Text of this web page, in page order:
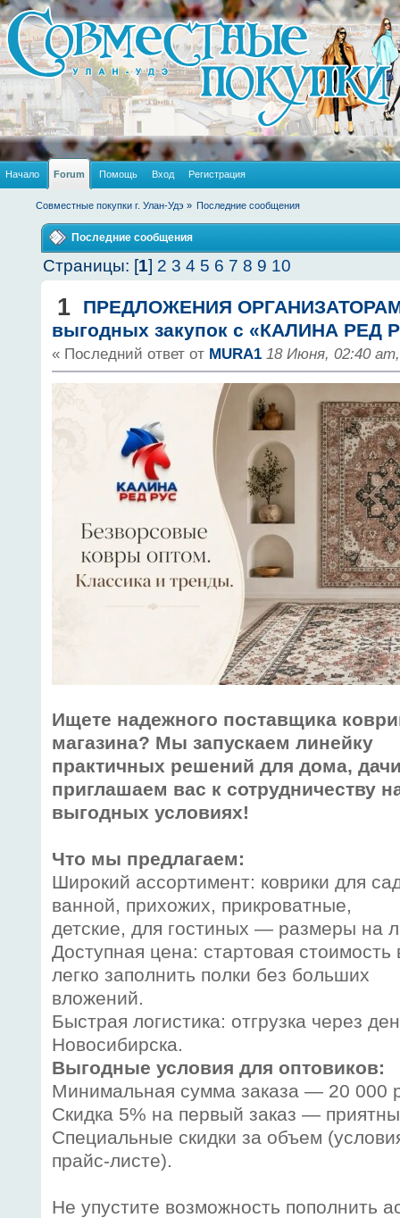
Начало Forum Помощь Вход Регистрация
Совместные покупки г. Улан-Удэ » Последние сообщения
Последние сообщения
Страницы: [1] 2 3 4 5 6 7 8 9 10
1
ПРЕДЛОЖЕНИЯ
выгодных закупок с «КАЛИНА РЕД
« Последний ответ от MURA1 18 Июня, 02:40
Ищете надежного поставщика
магазина? Мы запускаем линейку
практичных решений для дома,
приглашаем вас к сотрудничеству
выгодных условиях!
Что мы предлагаем:
Широкий ассортимент: коврики для
ванной, прихожих, прикроватные,
детские, для гостиных — размеры на
Доступная цена: стартовая
легко заполнить полки без больших
вложений.
Быстрая логистика: отгрузка через
Новосибирска.
Выгодные условия для оптовиков:
Минимальная сумма заказа — 20 000
Скидка 5% на первый заказ —
Специальные скидки за объем
прайс-листе).
Не упустите возможность пополнить